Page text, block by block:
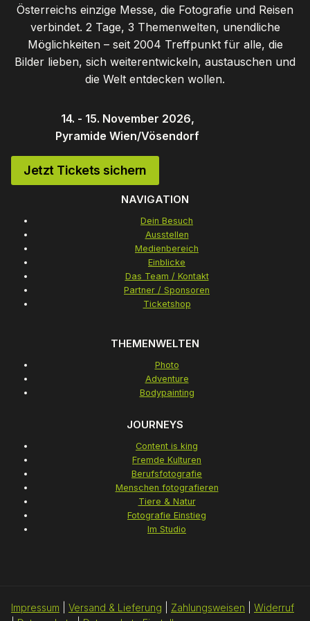
Österreichs einzige Messe, die Fotografie und Reisen
verbindet. 2 Tage, 3 Themenwelten, unendliche
Möglichkeiten – seit 2004 Treffpunkt für alle, die
Bilder lieben, sich weiterentwickeln, austauschen und
die Welt entdecken wollen.
14. - 15. November 2026,
Pyramide Wien/Vösendorf
Jetzt Tickets sichern
NAVIGATION
Dein Besuch
Ausstellen
Medienbereich
Einblicke
Das Team / Kontakt
Partner / Sponsoren
Ticketshop
THEMENWELTEN
Photo
Adventure
Bodypainting
JOURNEYS
Content is king
Fremde Kulturen
Berufsfotografie
Menschen fotografieren
Tiere & Natur
Fotografie Einstieg
Im Studio
Impressum Versand & Lieferung Zahlungsweisen
Widerruf